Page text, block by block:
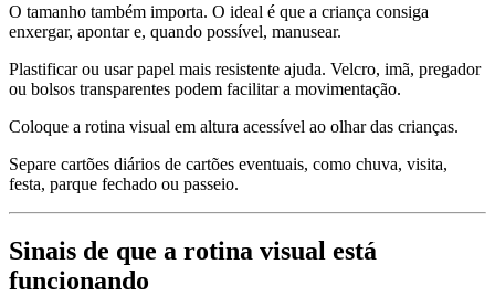
O tamanho também importa. O ideal é que a criança consiga
enxergar, apontar e, quando possível, manusear.
Plastificar ou usar papel mais resistente ajuda. Velcro, imã, pregador
ou bolsos transparentes podem facilitar a movimentação.
Coloque a rotina visual em altura acessível ao olhar das crianças.
Separe cartões diários de cartões eventuais, como chuva, visita,
festa, parque fechado ou passeio.
Sinais de que a rotina visual está
funcionando